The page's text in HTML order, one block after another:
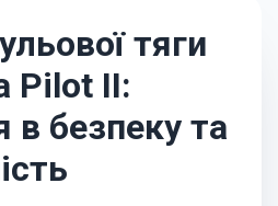
тяги
Pilot II:
в безпеку та